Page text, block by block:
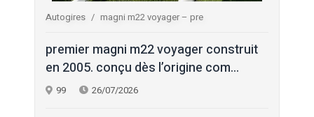
Autogires magni m22 voyager – pre
premier magni m22 voyager construit
en 2005. conçu dès l’origine com...
99 26/07/2026